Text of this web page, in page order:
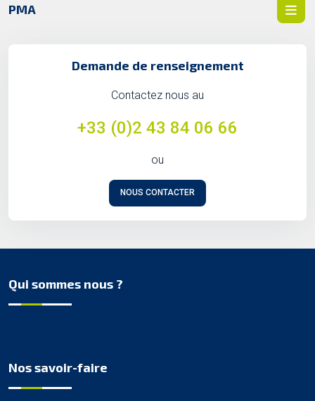
PMA
Demande de renseignement
Contactez nous au
+33 (0)2 43 84 06 66
ou
NOUS CONTACTER
Qui sommes nous ?
Nos savoir-faire